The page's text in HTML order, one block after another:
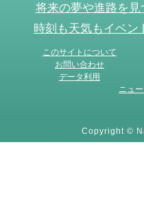
将来の夢や進路を見
時刻も天気もイベン
このサイトについて
お問い合わせ
データ利用
ニュ
Copyright ©